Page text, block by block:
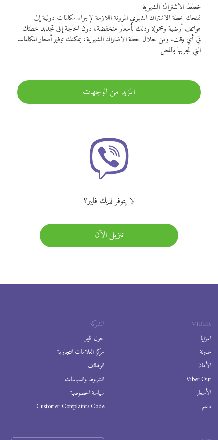
خطط الاشتراك الشهرية
تمنحك خطة الاشتراك الشهري المرونة اللازمة لإجراء مكالمات دولية إلى
هواتف أرضية ومحمولة وذلك بأسعار منخفضة، دون الحاجة إلى تجديد خطتك
في أي وقت. ومن خلال خطة الاشتراك الشهرية، يمكنك توفير أسعار المكالمات
التي تجريها بالفعل
المزيد من الوجهات
لا يتوفر لديك فايبر؟
تنزيل الآن
VIBER
المزايا
مدونة
الأمان
Viber Out
الأسعار
دعم
الشركة
حول فايبر
مركز العلامات التجارية
الوظائف
الشروط والسياسات
سياسة الخصوصية
Customer Complaints Code